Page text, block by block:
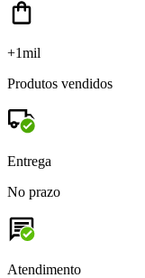
+1mil
Produtos vendidos
Entrega
No prazo
Atendimento